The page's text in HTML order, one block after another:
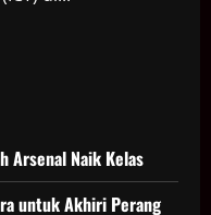
Arsenal Naik Kelas
untuk Akhiri Perang